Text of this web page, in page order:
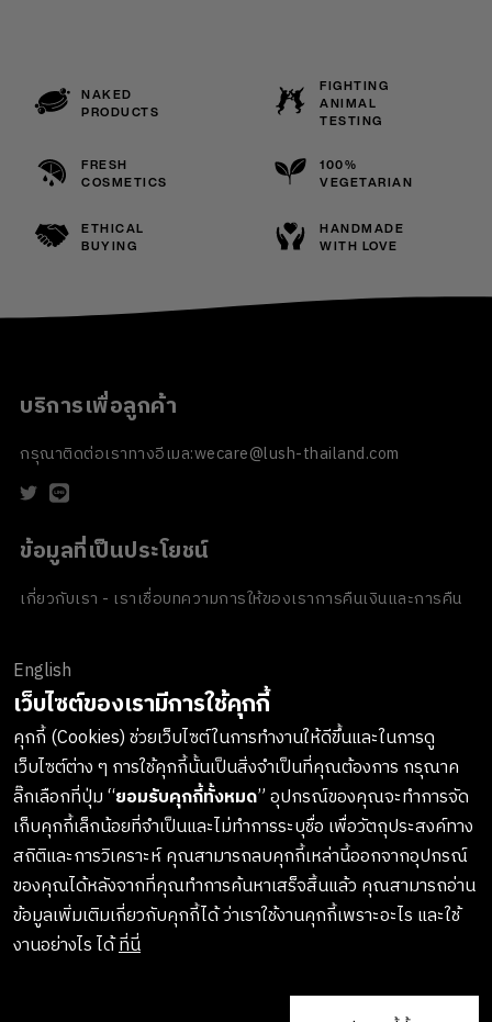
NAKED
PRODUCTS
FIGHTING
ANIMAL
TESTING
FRESH
COSMETICS
100%
VEGETARIAN
ETHICAL
BUYING
HANDMADE
WITH LOVE
บริการเพื่อลูกค้า
กรุณาติดต่อเราทางอีเมล:wecare@lush-thailand.com
ข้อมูลที่เป็นประโยชน์
เกี่ยวกับเรา - เราเชื่อบทความการให้ของเราการคืนเงินและการคืน
ช่องทางการชำระเงิน
ลงทะเบียนรับข่าวสารจาก LUSH
เกาะติดทุกการอัพเดทสินค้าใหม่ๆ กิจกรรมต่างๆและอื่นๆอีกมากมาย
ทางบริษัทจะไม่เปิดเผยหรือเผยแพร่ข้อมูลส่วนตัวของคุณให้แก่
บุคคลที่สาม และคุณสามารถกดยกเลิกรับข่าวสารได้ทุกเมื่อ
English
เว็บไซต์ของเรามีการใช้คุกกี้
คุกกี้ (Cookies) ช่วยเว็บไซต์ในการทำงานให้ดีขึ้นและในการดู
เว็บไซต์ต่าง ๆ การใช้คุกกี้นั้นเป็นสิ่งจำเป็นที่คุณต้องการ กรุณาค
ลิ๊กเลือกที่ปุ่ม “ยอมรับคุกกี้ทั้งหมด” อุปกรณ์ของคุณจะทำการจัด
เก็บคุกกี้เล็กน้อยที่จำเป็นและไม่ทำการระบุชื่อ เพื่อวัตถุประสงค์ทาง
สถิติและการวิเคราะห์ คุณสามารถลบคุกกี้เหล่านี้ออกจากอุปกรณ์
ของคุณได้หลังจากที่คุณทำการค้นหาเสร็จสิ้นแล้ว คุณสามารถอ่าน
ข้อมูลเพิ่มเติมเกี่ยวกับคุกกี้ได้ ว่าเราใช้งานคุกกี้เพราะอะไร และใช้
งานอย่างไร ได้ที่นี่